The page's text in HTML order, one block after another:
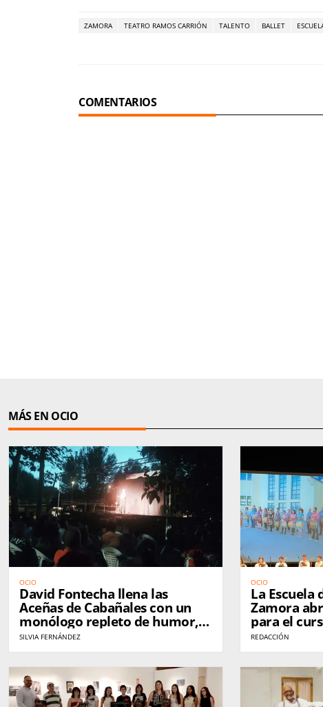
ZAMORA TEATRO RAMOS CARRIÓN TALENTO BALLET
COMENTARIOS
MÁS EN OCIO
OCIO
David Fontecha llena las
Aceñas de Cabañales con un
monólogo repleto de humor,
política y guiños al alcalde de
Zamora
SILVIA FERNÁNDEZ
OCIO
La Escuela
Zamora
para el
amplia
edades
REDACCIÓN